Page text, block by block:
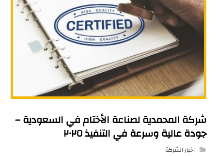
شركة المحمدية لصناعة الأختام في السعودية –
جودة عالية وسرعة في التنفيذ ٢٠٢٥
اخبار الشركة